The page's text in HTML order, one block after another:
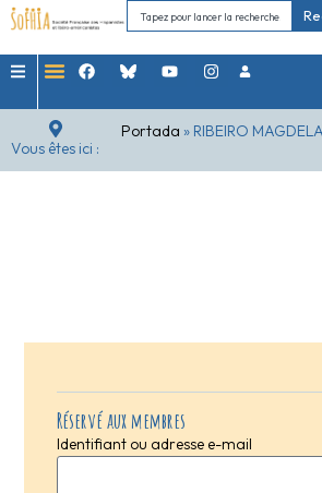
Vous êtes ici :
Portada » RIBEIRO
Réservé aux membres
Identifiant ou adresse e-mail